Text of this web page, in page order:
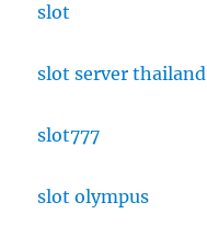
slot
slot server thailand
slot777
slot olympus